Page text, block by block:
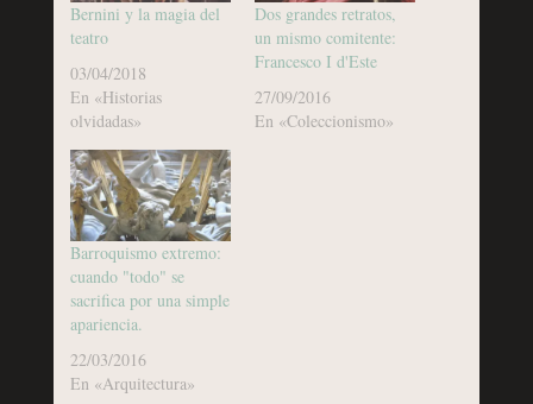
Bernini y la magia del
teatro
03/04/2018
En «Historias
olvidadas»
Dos grandes retratos,
un mismo comitente:
Francesco I d'Este
27/09/2016
En «Coleccionismo»
Barroquismo extremo:
cuando "todo" se
sacrifica por una simple
apariencia.
22/03/2016
En «Arquitectura»